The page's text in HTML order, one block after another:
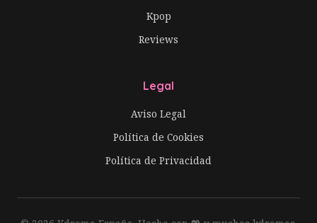
Kpop
Reviews
Legal
Aviso Legal
Política de Cookies
Política de Privacidad